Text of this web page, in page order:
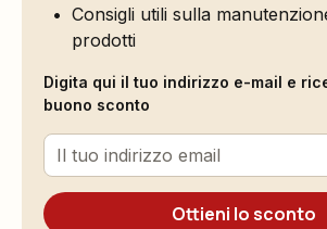
Consigli utili sulla
prodotti
Digita qui il tuo indirizzo e-mail e
buono sconto
Ottieni lo sconto